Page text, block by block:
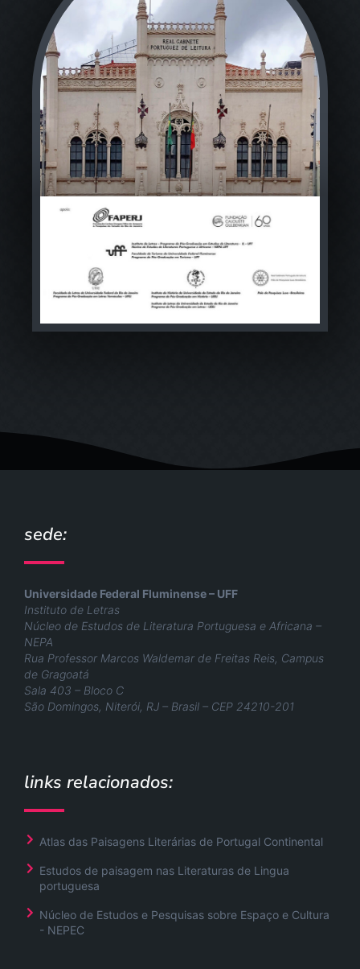
sede:
Universidade Federal Fluminense – UFF
Instituto de Letras
Núcleo de Estudos de Literatura Portuguesa e Africana –
NEPA
Rua Professor Marcos Waldemar de Freitas Reis, Campus
de Gragoatá
Sala 403 – Bloco C
São Domingos, Niterói, RJ – Brasil – CEP 24210-201
links relacionados:
Atlas das Paisagens Literárias de Portugal Continental
Estudos de paisagem nas Literaturas de Lingua
portuguesa
Núcleo de Estudos e Pesquisas sobre Espaço e Cultura
- NEPEC